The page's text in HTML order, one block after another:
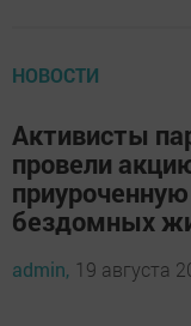
НОВОСТИ
Активисты
провели
бездомных
admin, 19 августа